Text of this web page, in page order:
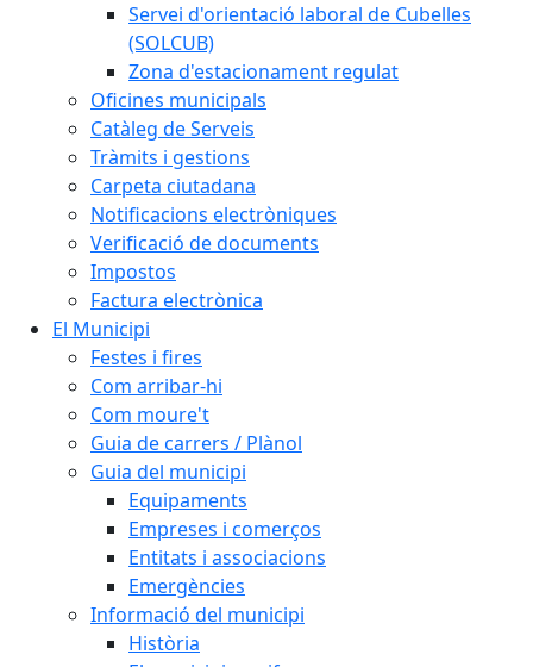
Servei d'orientació laboral de Cubelles
(SOLCUB)
Zona d'estacionament regulat
Oficines municipals
Catàleg de Serveis
Tràmits i gestions
Carpeta ciutadana
Notificacions electròniques
Verificació de documents
Impostos
Factura electrònica
El Municipi
Festes i fires
Com arribar-hi
Com moure't
Guia de carrers / Plànol
Guia del municipi
Equipaments
Empreses i comerços
Entitats i associacions
Emergències
Informació del municipi
Història